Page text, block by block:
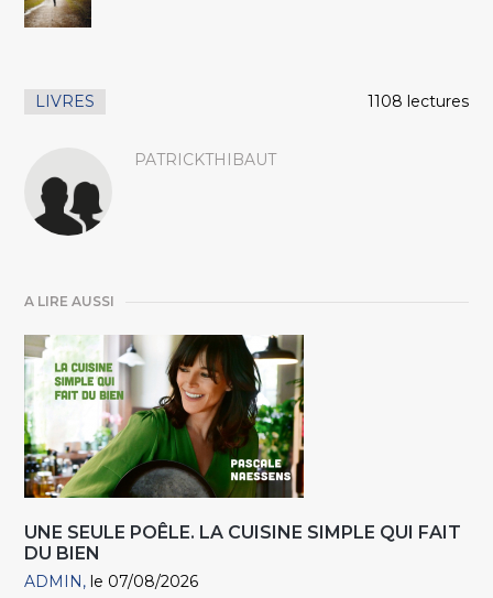
LIVRES 1108 lectures
PATRICKTHIBAUT
A LIRE AUSSI
UNE SEULE POÊLE. LA CUISINE SIMPLE QUI FAIT
DU BIEN
ADMIN le 07/08/2026